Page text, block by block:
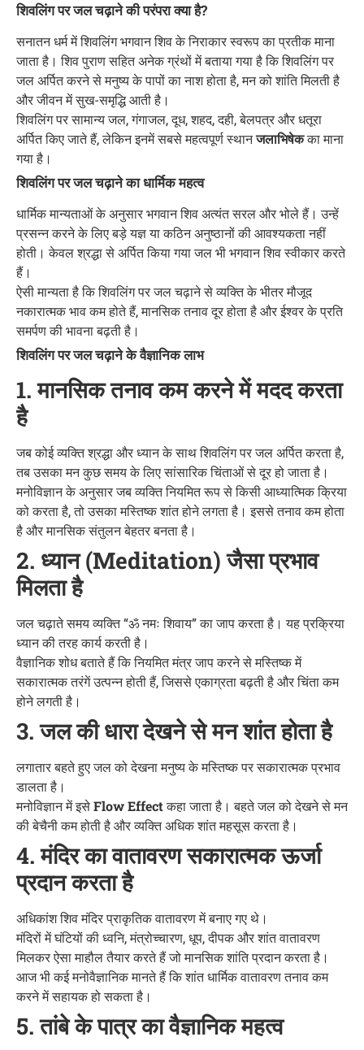
शिवलिंग पर जल चढ़ाने की परंपरा क्या है?
सनातन धर्म में शिवलिंग भगवान शिव के निराकार स्वरूप का प्रतीक माना
जाता है। शिव पुराण सहित अनेक ग्रंथों में बताया गया है कि शिवलिंग पर
जल अर्पित करने से मनुष्य के पापों का नाश होता है, मन को शांति मिलती है
और जीवन में सुख-समृद्धि आती है।
शिवलिंग पर सामान्य जल, गंगाजल, दूध, शहद, दही, बेलपत्र और धतूरा
अर्पित किए जाते हैं, लेकिन इनमें सबसे महत्वपूर्ण स्थानजलाभिषेकका माना
गया है।
शिवलिंग पर जल चढ़ाने का धार्मिक महत्व
धार्मिक मान्यताओं के अनुसार भगवान शिव अत्यंत सरल और भोले हैं। उन्हें
प्रसन्न करने के लिए बड़े यज्ञ या कठिन अनुष्ठानों की आवश्यकता नहीं
होती। केवल श्रद्धा से अर्पित किया गया जल भी भगवान शिव स्वीकार करते
हैं।
ऐसी मान्यता है कि शिवलिंग पर जल चढ़ाने से व्यक्ति के भीतर मौजूद
नकारात्मक भाव कम होते हैं, मानसिक तनाव दूर होता है और ईश्वर के प्रति
समर्पण की भावना बढ़ती है।
शिवलिंग पर जल चढ़ाने के वैज्ञानिक लाभ
1. मानसिक तनाव कम करने में मदद करता
है
जब कोई व्यक्ति श्रद्धा और ध्यान के साथ शिवलिंग पर जल अर्पित करता है,
तब उसका मन कुछ समय के लिए सांसारिक चिंताओं से दूर हो जाता है।
मनोविज्ञान के अनुसार जब व्यक्ति नियमित रूप से किसी आध्यात्मिक क्रिया
को करता है, तो उसका मस्तिष्क शांत होने लगता है। इससे तनाव कम होता
है और मानसिक संतुलन बेहतर बनता है।
2. ध्यान (Meditation) जैसा प्रभाव
मिलता है
जल चढ़ाते समय व्यक्ति “ॐ नमः शिवाय” का जाप करता है। यह प्रक्रिया
ध्यान की तरह कार्य करती है।
वैज्ञानिक शोध बताते हैं कि नियमित मंत्र जाप करने से मस्तिष्क में
सकारात्मक तरंगें उत्पन्न होती हैं, जिससे एकाग्रता बढ़ती है और चिंता कम
होने लगती है।
3. जल की धारा देखने से मन शांत होता है
लगातार बहते हुए जल को देखना मनुष्य के मस्तिष्क पर सकारात्मक प्रभाव
डालता है।
मनोविज्ञान में इसेFlow Effectकहा जाता है। बहते जल को देखने से मन
की बेचैनी कम होती है और व्यक्ति अधिक शांत महसूस करता है।
4. मंदिर का वातावरण सकारात्मक ऊर्जा
प्रदान करता है
अधिकांश शिव मंदिर प्राकृतिक वातावरण में बनाए गए थे।
मंदिरों में घंटियों की ध्वनि, मंत्रोच्चारण, धूप, दीपक और शांत वातावरण
मिलकर ऐसा माहौल तैयार करते हैं जो मानसिक शांति प्रदान करता है।
आज भी कई मनोवैज्ञानिक मानते हैं कि शांत धार्मिक वातावरण तनाव कम
करने में सहायक हो सकता है।
5. तांबे के पात्र का वैज्ञानिक महत्व